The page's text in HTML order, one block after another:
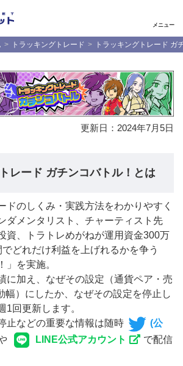
メニュー
トラッキングトレード トラッキングトレード ガ
更新日： 2024年7月5日
レード ガチンコバトル！とは
ドのしくみ・実践方法をわかりやすく
ダメンタリスト、チャーティスト先
資、トラトレめがねが運用資金300万
どれだけ利益を上げれるかを争う
」を実施。
に加え、なぜその設定（通貨ペア・売
幅）にしたか、なぜその設定を停止し
1回更新します。
止などの重要な情報は随時
(公
LINE公式アカウント
で配信